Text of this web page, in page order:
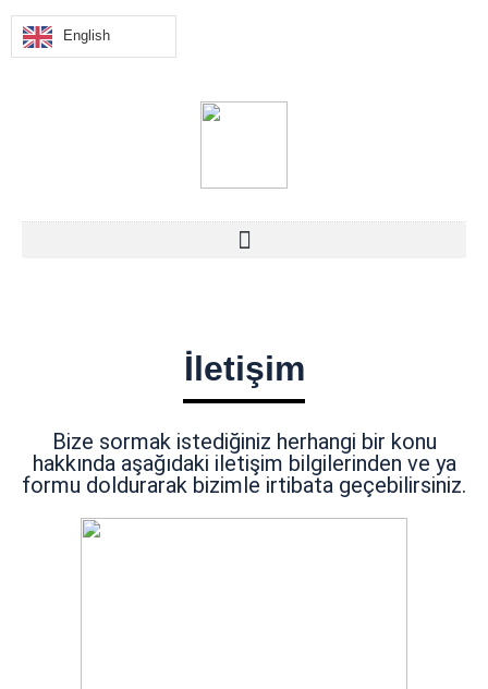
English
İletişim
Bize sormak istediğiniz herhangi bir konu
hakkında aşağıdaki iletişim bilgilerinden ve ya
formu doldurarak bizimle irtibata geçebilirsiniz.